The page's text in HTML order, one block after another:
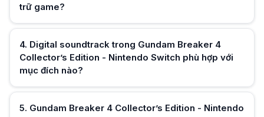
Hữu ích (0
trữ game?
Hữu ích (0
4. Digital soundtrack trong Gundam Breaker 4
Collector’s Edition - Nintendo Switch phù hợp với
mục đích nào?
5. Gundam Breaker 4 Collector’s Edition - Nintendo